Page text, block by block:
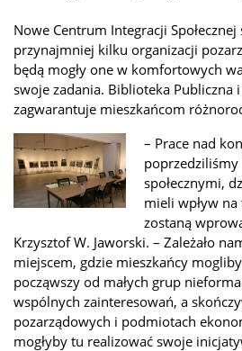
Nowe Centrum Integracji
przynajmniej kilku organizacji
będą mogły one w komfortowych
swoje zadania. Biblioteka Publiczna
zagwarantuje mieszkańcom
– Prace nad
społecznymi,
mieli wpływ
zostaną
Krzysztof W. Jaworski. – Zależało
miejscem, gdzie mieszkańcy
począwszy od małych grup
wspólnych zainteresowań, a
pozarządowych i podmiotach
mogłyby tu realizować swoje